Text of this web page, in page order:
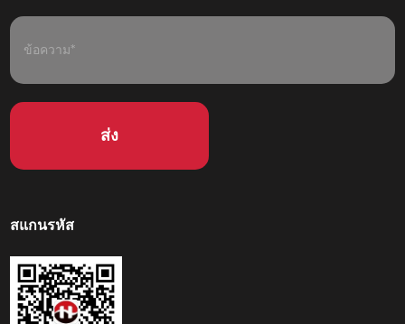
สแกนรหัส